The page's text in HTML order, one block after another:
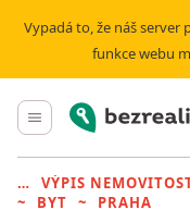
Vypadá to, že náš
funkce webu
Hlavní menu
Bezrealitky
VÝPIS
BYT
PRAHA